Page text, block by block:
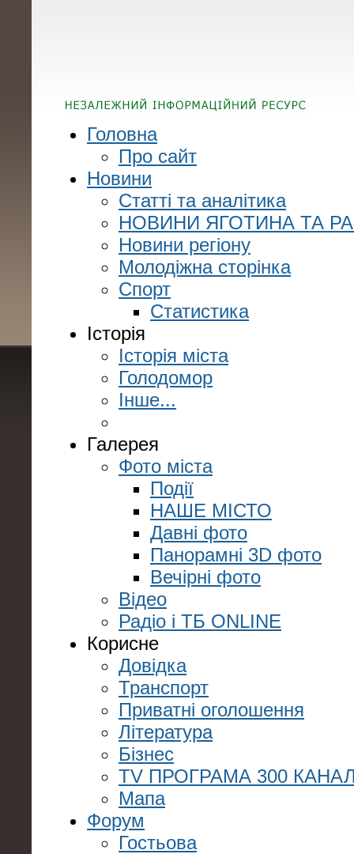
Головна
Про сайт
Новини
Статті та аналітика
НОВИНИ ЯГОТИНА ТА
Новини регіону
Молодіжна сторінка
Спорт
Статистика
Історія
Історія міста
Голодомор
Інше...
Галерея
Фото міста
Події
НАШЕ МІСТО
Давні фото
Панорамні 3D фото
Вечірні фото
Відео
Радіо і ТБ ONLINE
Корисне
Довідка
Транспорт
Приватні оголошення
Література
Бізнес
TV ПРОГРАМА 300
Мапа
Форум
Гостьова